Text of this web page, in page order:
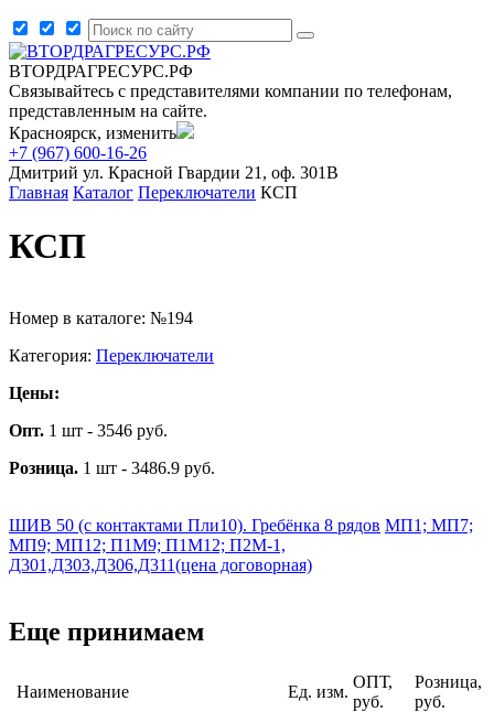
ВТОРДРАГРЕСУРС.РФ
Связывайтесь с представителями компании по телефонам,
представленным на сайте.
Красноярск, изменить
+7 (967) 600-16-26
Дмитрий ул. Красной Гвардии 21, оф. 301В
Главная Каталог Переключатели КСП
КСП
Номер в каталоге: №194
Категория: Переключатели
Цены:
Опт. 1 шт - 3546 руб.
Розница. 1 шт - 3486.9 руб.
ШИВ 50 (с контактами Пли10). Гребёнка 8 рядов МП1; МП7;
МП9; МП12; П1М9; П1М12; П2М-1,
Д301,Д303,Д306,Д311(цена договорная)
Еще принимаем
Наименование Ед. изм.
ОПТ,
руб.
Розница,
руб.